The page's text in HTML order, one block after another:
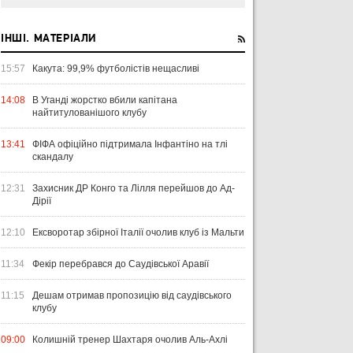
ІНШІ. МАТЕРІАЛИ
15:57 Какута: 99,9% футболістів нещасливі
14:08
В Уганді жорстко вбили капітана
найтитулованішого клубу
13:41
ФІФА офіційно підтримала Інфантіно на тлі
скандалу
12:31
Захисник ДР Конго та Лілля перейшов до Ад-
Дірії
12:10 Ексворотар збірної Італії очолив клуб із Мальти
11:34 Фекір перебрався до Саудівської Аравії
11:15
Дешам отримав пропозицію від саудівського
клубу
09:00 Колишній тренер Шахтаря очолив Аль-Ахлі